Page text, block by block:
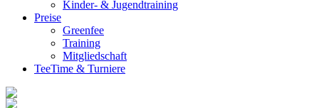
Kinder- & Jugendtraining
Preise
Greenfee
Training
Mitgliedschaft
TeeTime & Turniere